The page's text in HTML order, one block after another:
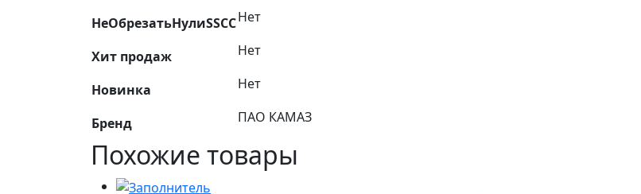
НеОбрезатьНулиSSCCНет
Хит продаж Нет
Новинка Нет
Бренд ПАО КАМАЗ
Похожие товары